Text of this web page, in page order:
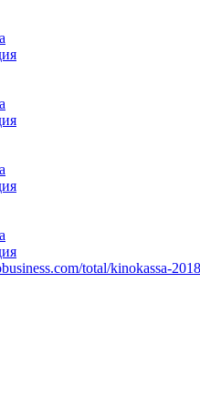
total/kinokassa-